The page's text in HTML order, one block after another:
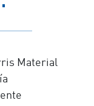
Material